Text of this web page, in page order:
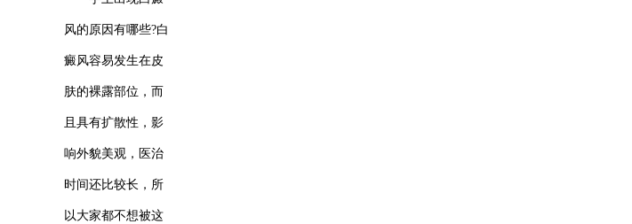
风的原因有哪些?白
癜风容易发生在皮
肤的裸露部位，而
且具有扩散性，影
响外貌美观，医治
时间还比较长，所
以大家都不想被这